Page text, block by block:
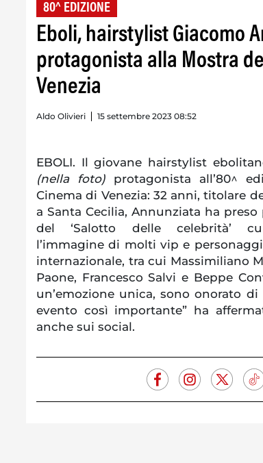
80^ EDIZIONE
Eboli, hairstylist Giacomo
protagonista alla Mostra
Venezia
Aldo Olivieri 15 settembre 2023 08:52
EBOLI. Il giovane hairstylist
(nella foto) protagonista all’80^
Cinema di Venezia: 32 anni, titolare
a Santa Cecilia, Annunziata ha preso
del ‘Salotto delle celebrità’
l’immagine di molti vip e
internazionale, tra cui Massimiliano
Paone, Francesco Salvi e Beppe
un’emozione unica, sono onorato
evento così importante” ha
anche sui social.